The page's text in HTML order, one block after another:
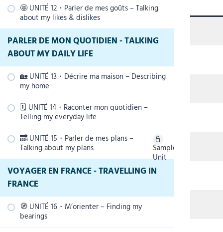
🅿 Le son [ou] – The sound [ou]
🅲🅾 Le verbe “faire” – The verb “faire”
PRACTICE: Le verbe “faire”
🅶 Questions avec “qu’est-ce que” –
Questions with “qu’est-ce que”
🆂🅵 Parler de mes hobbies – Talking
about my hobbies
🅿 Le son [k] – The sound [k]
PRACTICE: les nombres de 60 à 100
Giving my phone number
🆂🅵 Donner mon adresse email – Giving
my email address
🅿 Les lettres muettes en fin de mots –
Silent letters at the end of words
🅿 Le son [a] – The sound [a]
🆅 Le statut marital et les relations
amoureuses – Marital status and romantic
relationships
🆅 Les membres de la famille – Family
members
🅶 Les adjectifs possessifs – The
possessive adjectives
🅶 Les pronoms toniques – The stressed
pronouns
🆂🅵 Présenter quelqu’un – Introducing
someone
🅿 Le son [oi] – The sound [oi]
🤩 UNITÉ 12・Parler de mes goûts – Talking
about my likes & dislikes
🅲🅾 Les verbes du premier groupe (les
verbes en -er) – The verbs of the first
PRACTICE: Les verbes du premier groupe
🅶 Les constructions avec l’infinitif –
Infinitive constructions
🆅 Les 50 verbes les plus fréquents en
français – The 50 most frequent verbs in
French
🅶 Les connecteurs logiques – The logical
connectors
🆂🅵 Parler de mes goûts – Talking about
my likes and dislikes
PARLER DE MON QUOTIDIEN - TALKING
ABOUT MY DAILY LIFE
🏡 UNITÉ 13・Décrire ma maison – Describing
my home
🆅 Les pièces de la maison – Rooms in the
house
🆅 Les meubles et objets d’une maison –
The furniture and objects in a house
🆂🅵 Situer des objets – Locating objects
🅶 Les prépositions et articles contractés
– Contraction of prepositions and articles
🆅 Les nombres ordinaux – Ordinal
🗓 UNITÉ 14・Raconter mon quotidien –
Telling my everyday life
🆅 Les jours de la semaine – Days of the
week
🆅 Les activités dans une maison –
Activities at home
🅲🅾 Le verbe “prendre” – The verb
“prendre”
🔜 UNITÉ 15・Parler de mes plans –
Talking about my plans Sample
Unit
🆅 La météo – The weather
PRACTICE: Le verbe “aller”
VOYAGER EN FRANCE - TRAVELLING IN
FRANCE
🧭 UNITÉ 16・M’orienter – Finding my
bearings